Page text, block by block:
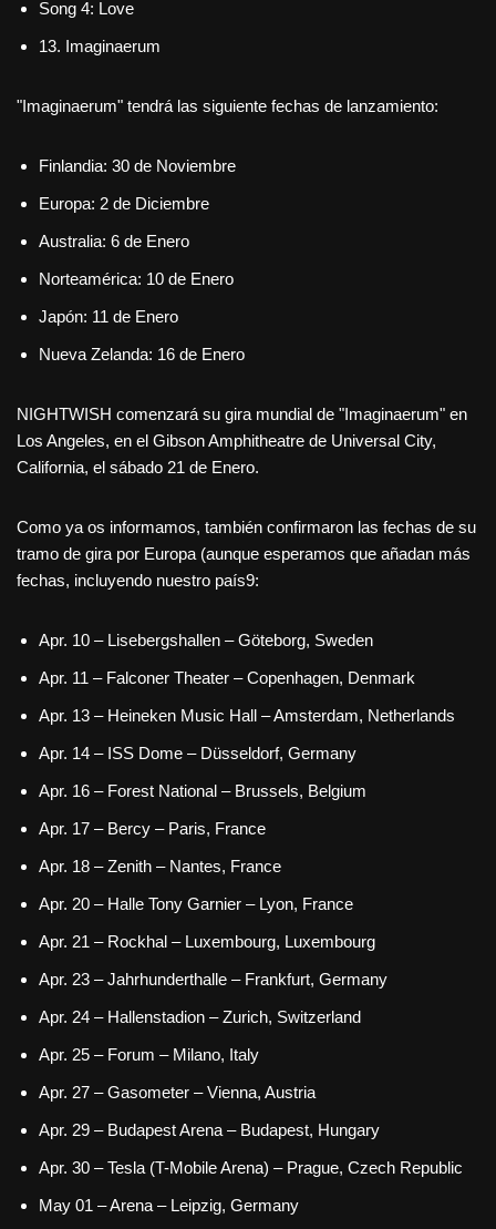
Song 4: Love
13. Imaginaerum
"Imaginaerum" tendrá las siguiente fechas de lanzamiento:
Finlandia: 30 de Noviembre
Europa: 2 de Diciembre
Australia: 6 de Enero
Norteamérica: 10 de Enero
Japón: 11 de Enero
Nueva Zelanda: 16 de Enero
NIGHTWISH comenzará su gira mundial de "Imaginaerum" en
Los Angeles, en el Gibson Amphitheatre de Universal City,
California, el sábado 21 de Enero.
Como ya os informamos, también confirmaron las fechas de su
tramo de gira por Europa (aunque esperamos que añadan más
fechas, incluyendo nuestro país9:
Apr. 10 – Lisebergshallen – Göteborg, Sweden
Apr. 11 – Falconer Theater – Copenhagen, Denmark
Apr. 13 – Heineken Music Hall – Amsterdam, Netherlands
Apr. 14 – ISS Dome – Düsseldorf, Germany
Apr. 16 – Forest National – Brussels, Belgium
Apr. 17 – Bercy – Paris, France
Apr. 18 – Zenith – Nantes, France
Apr. 20 – Halle Tony Garnier – Lyon, France
Apr. 21 – Rockhal – Luxembourg, Luxembourg
Apr. 23 – Jahrhunderthalle – Frankfurt, Germany
Apr. 24 – Hallenstadion – Zurich, Switzerland
Apr. 25 – Forum – Milano, Italy
Apr. 27 – Gasometer – Vienna, Austria
Apr. 29 – Budapest Arena – Budapest, Hungary
Apr. 30 – Tesla (T-Mobile Arena) – Prague, Czech Republic
May 01 – Arena – Leipzig, Germany